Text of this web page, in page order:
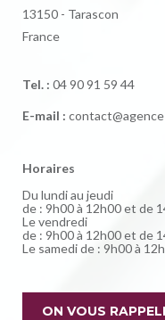
13150 - Tarascon
France
Tel. : 04 90 91 59 44
E-mail :
Horaires
Du lundi au jeudi
de : 9h00 à 12h00 et de
Le vendredi
de : 9h00 à 12h00 et de
Le samedi de : 9h00 à
ON VOUS